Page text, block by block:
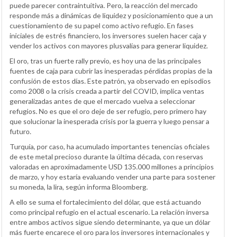
puede parecer contraintuitiva. Pero, la reacción del mercado
responde más a dinámicas de liquidez y posicionamiento que a un
cuestionamiento de su papel como activo refugio. En fases
iniciales de estrés financiero, los inversores suelen hacer caja y
vender los activos con mayores plusvalías para generar liquidez.
El oro, tras un fuerte rally previo, es hoy una de las principales
fuentes de caja para cubrir las inesperadas pérdidas propias de la
confusión de estos días. Este patrón, ya observado en episodios
como 2008 o la crisis creada a partir del COVID, implica ventas
generalizadas antes de que el mercado vuelva a seleccionar
refugios. No es que el oro deje de ser refugio, pero primero hay
que solucionar la inesperada crisis por la guerra y luego pensar a
futuro.
Turquía, por caso, ha acumulado importantes tenencias oficiales
de este metal precioso durante la última década, con reservas
valoradas en aproximadamente USD 135.000 millones a principios
de marzo, y hoy estaría evaluando vender una parte para sostener
su moneda, la lira, según informa Bloomberg.
A ello se suma el fortalecimiento del dólar, que está actuando
como principal refugio en el actual escenario. La relación inversa
entre ambos activos sigue siendo determinante, ya que un dólar
más fuerte encarece el oro para los inversores internacionales y